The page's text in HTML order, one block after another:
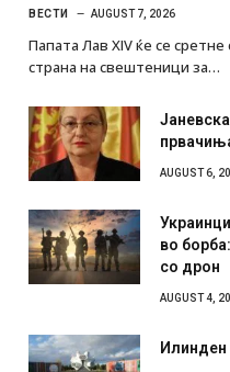
ВЕСТИ AUGUST 7, 2026
Папата Лав XIV ќе се
страна на свештеници за…
AUGUST 6,
во
со дрон
AUGUST 4,